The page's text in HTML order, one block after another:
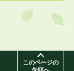
教室
このページの